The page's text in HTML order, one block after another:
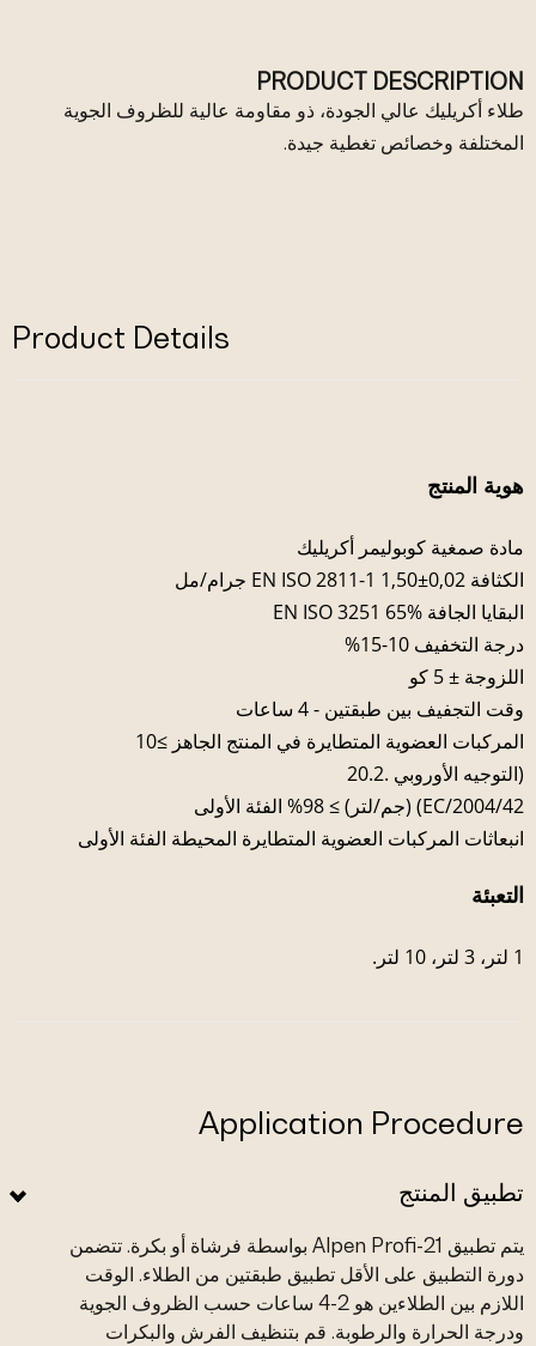
PRODUCT DESCRIPTION
طلاء أكريليك عالي الجودة، ذو مقاومة عالية للظروف الجوية
المختلفة وخصائص تغطية جيدة.
Product Details
هوية المنتج
مادة صمغية كوبوليمر أكريليك
الكثافة EN ISO 2811-1 1,50±0,02 جرام/مل
البقايا الجافة EN ISO 3251 65%
درجة التخفيف 10-15%
اللزوجة ± 5 كو
وقت التجفيف بين طبقتين - 4 ساعات
المركبات العضوية المتطايرة في المنتج الجاهز ≥10
(التوجيه الأوروبي .20.2
2004/42/EC) (جم/لتر) ≥ 98% الفئة الأولى
انبعاثات المركبات العضوية المتطايرة المحيطة الفئة الأولى
التعبئة
1 لتر، 3 لتر، 10 لتر.
Application Procedure
تطبيق المنتج
يتم تطبيق Alpen Profi-21 بواسطة فرشاة أو بكرة. تتضمن
دورة التطبيق على الأقل تطبيق طبقتين من الطلاء. الوقت
اللازم بين الطلاءين هو 2-4 ساعات حسب الظروف الجوية
ودرجة الحرارة والرطوبة. قم بتنظيف الفرش والبكرات